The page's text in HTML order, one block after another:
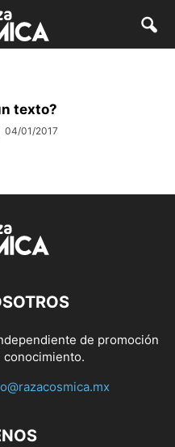
texto?
04/01/2017
de promoción